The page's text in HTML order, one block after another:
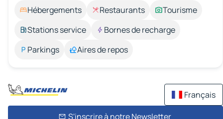
Hébergements Restaurants
Tourisme
Stations service
Bornes de recharge
Parkings
Aires de repos
Français
S'inscrire à notre Newsletter